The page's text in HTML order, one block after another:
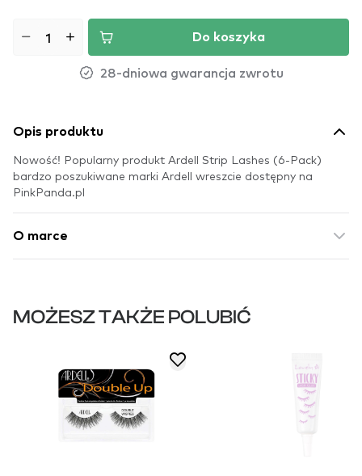
Do koszyka
28-dniowa gwarancja zwrotu
Opis produktu
Nowość! Popularny produkt Ardell Strip Lashes (6-Pack)
bardzo poszukiwane marki Ardell wreszcie dostępny na
PinkPanda.pl
O marce
MOŻESZ TAKŻE POLUBIĆ